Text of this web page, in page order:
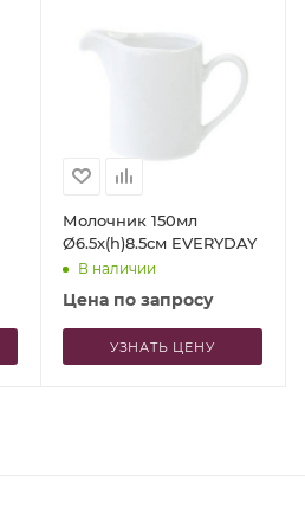
Молочник 150мл
Ø6.5x(h)8.5см EVERYDAY
В наличии
Цена по запросу
УЗНАТЬ ЦЕНУ